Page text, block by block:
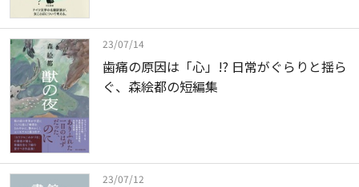
23/07/14
歯痛の原因は「心」!? 日常がぐらりと揺ら
ぐ、森絵都の短編集
23/07/12